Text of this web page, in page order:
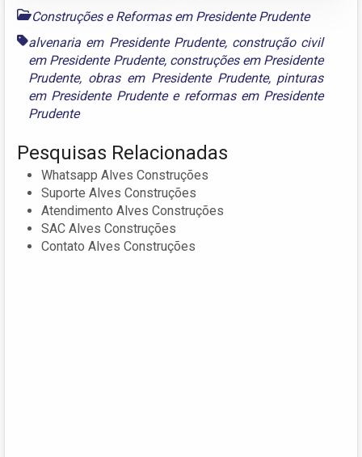
Construções e Reformas em Presidente Prudente
alvenaria em Presidente Prudente, construção civil
em Presidente Prudente, construções em Presidente
Prudente, obras em Presidente Prudente, pinturas
em Presidente Prudentee reformas em Presidente
Prudente
Pesquisas Relacionadas
Whatsapp Alves Construções
Suporte Alves Construções
Atendimento Alves Construções
SAC Alves Construções
Contato Alves Construções